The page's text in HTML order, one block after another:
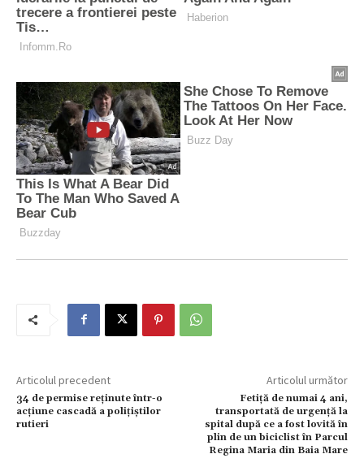
Articolul precedent
34 de permise reținute într-o
acțiune cascadă a polițiștilor
rutieri
Articolul următor
Fetiță de numai 4 ani,
transportată de urgență la
spital după ce a fost lovită în
plin de un biciclist în Parcul
Regina Maria din Baia Mare